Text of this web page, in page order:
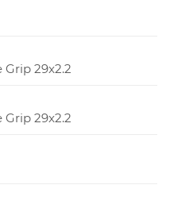
29x2.2
29x2.2